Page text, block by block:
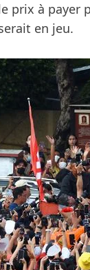
prix à payer
en jeu.